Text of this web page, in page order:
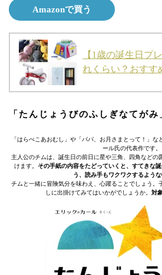
Amazonで買う
【1歳の誕生日プ
れくらい？おす
「たんじょうびのふしぎなてがみ
「はらぺこあおむし」や「パパ、お月さまとって！」
ール氏の代表作です。
主人公のチムは、誕生日の前日に星や三角、四角などの
けます。 その手紙の内容をたどっていくと、すてきな
う、読み手もワクワクするような
チムと一緒に冒険気分を味わえ、心躍ることでしょう。
しに出掛けてみてはいかがでしょうか。 対